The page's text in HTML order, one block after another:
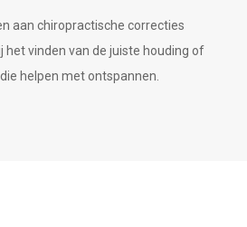
aan chiropractische correcties
het vinden van de juiste houding of
helpen met ontspannen.